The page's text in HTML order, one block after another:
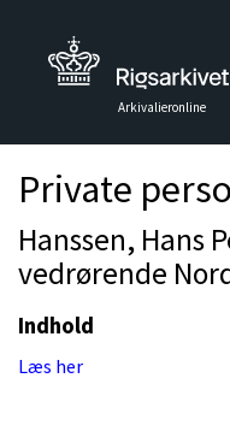
Arkivalieronline
Private
Hanssen, Hans
vedrørende
Indhold
Læs her